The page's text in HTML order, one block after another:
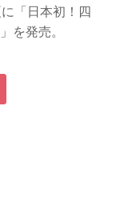
「日本初！四
を発売。